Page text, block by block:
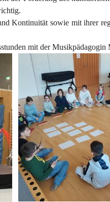
Kontinuität sowie mit ihrer
mit der Musikpädagogin